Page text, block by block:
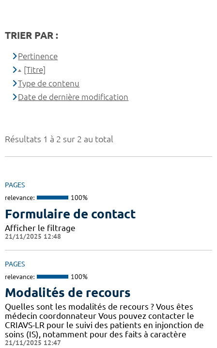
Résultats 1 à 2 sur 2 au total
PAGES
relevance: 100%
Formulaire de contact
Afficher le filtrage
21/11/2025 12:48
PAGES
relevance: 100%
Modalités de recours
Quelles sont les modalités de recours ? Vous êtes
médecin coordonnateur Vous pouvez contacter le
CRIAVS-LR pour le suivi des patients en injonction de
soins (IS), notamment pour des faits à caractère
21/11/2025 12:47
TRIER PAR :
Pertinence
[Titre]
Type de contenu
Date de dernière modification